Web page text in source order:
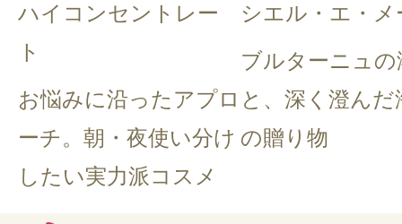
ハイコンセントレー
ト
お悩みに沿ったアプロ
ーチ。朝・夜使い分け
したい実力派コスメ
シエル・エ・メ
ブルターニュの
と、深く澄んだ
の贈り物